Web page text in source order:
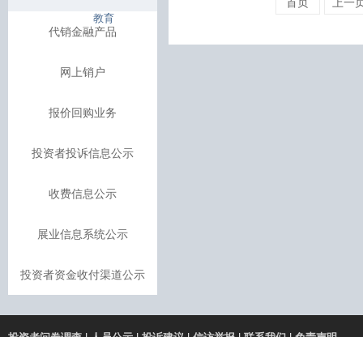
教育
代销金融产品
网上销户
报价回购业务
投资者投诉信息公示
收费信息公示
展业信息系统公示
投资者资金收付渠道公示
首页 上一